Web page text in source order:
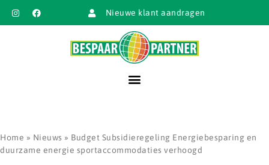
Nieuwe klant aandragen
Home » Nieuws » Budget Subsidieregeling Energiebesparing en
duurzame energie sportaccommodaties verhoogd